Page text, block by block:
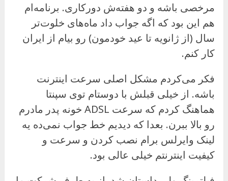
مرخصی باشه و دو هفته‌ش دورکاری. برنامه‌ام
هم این بود که اگه جواب داد ماه‌های خلوت‌تر
سال (از ژانویه تا عید خودمون) رو بیام از ایران
کار کنم.
فکر می‌کردم مشکل اصلی سرعت اینترنت
باشه. از خیلی قبلش با دوستام توی سپنتا
هماهنگ کردم که سرعت ADSL خونه پدر مادرم
رو بالا ببرن. بعدا که دیدیم خط‌‌ جواب نمی‌ده یه
لینک وایرلس برام نصب کردن و سرعت و
کیفیت اینترنتم خیلی عالی بود.